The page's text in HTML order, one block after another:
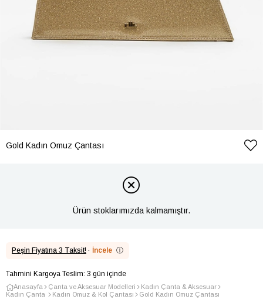
Gold Kadın Omuz Çantası
Ürün stoklarımızda kalmamıştır.
Peşin Fiyatına 3 Taksit! · İncele ⓘ
Tahmini Kargoya Teslim: 3 gün içinde
Anasayfa Çanta ve Aksesuar Modelleri
Kadın Çanta & Aksesuar
Kadın Çanta
Kadın Omuz & Kol Çantası Gold Kadın Omuz Çantası